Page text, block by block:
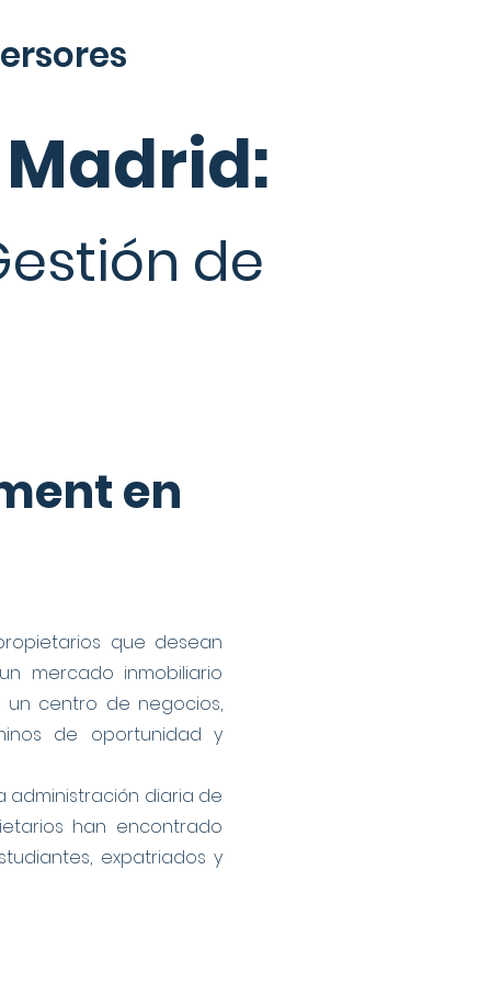
de
en
que desean
mercado inmobiliario
un centro de negocios,
de oportunidad y
administración diaria de
han encontrado
expatriados y